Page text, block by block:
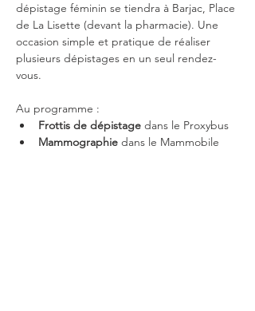
dépistage féminin se tiendra à Barjac, Place
de La Lisette (devant la pharmacie). Une
occasion simple et pratique de réaliser
plusieurs dépistages en un seul rendez-
vous.
Au programme :
Frottis de dépistage dans le Proxybus
Mammographie dans le Mammobile